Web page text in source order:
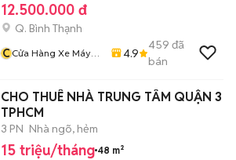
12.500.000 đ
Q. Bình Thạnh
CCửa Hàng Xe Máy
4.9
459 đã
bán
CHO THUÊ NHÀ TRUNG TÂM QUẬN 3
TPHCM
3 PN Nhà ngõ, hẻm
15 triệu/tháng 48 m²